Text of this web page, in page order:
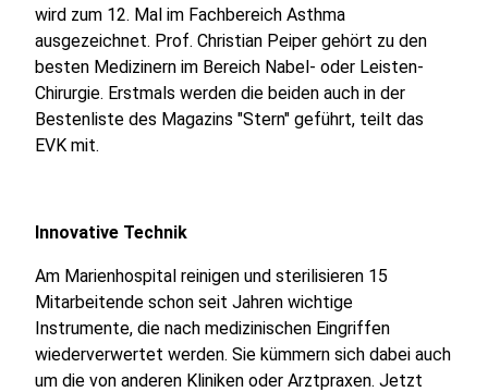
wird zum 12. Mal im Fachbereich Asthma
ausgezeichnet. Prof. Christian Peiper gehört zu den
besten Medizinern im Bereich Nabel- oder Leisten-
Chirurgie. Erstmals werden die beiden auch in der
Bestenliste des Magazins "Stern" geführt, teilt das
EVK mit.
Innovative Technik
Am Marienhospital reinigen und sterilisieren 15
Mitarbeitende schon seit Jahren wichtige
Instrumente, die nach medizinischen Eingriffen
wiederverwertet werden. Sie kümmern sich dabei auch
um die von anderen Kliniken oder Arztpraxen. Jetzt